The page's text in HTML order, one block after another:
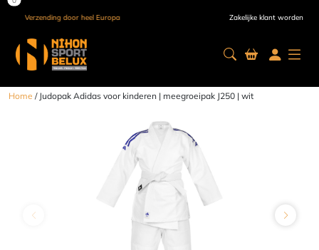
Verzending door heel Europa Zakelijke klant worden
Home / Judopak Adidas voor kinderen | meegroeipak J250 | wit